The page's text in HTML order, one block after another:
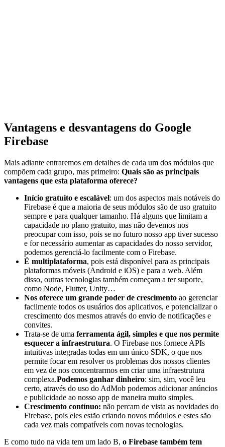
Vantagens e desvantagens do Google
Firebase
Mais adiante entraremos em detalhes de cada um dos módulos que
compõem cada grupo, mas primeiro: Quais são as principais
vantagens que esta plataforma oferece?
Início gratuito e escalável: um dos aspectos mais notáveis do
Firebase é que a maioria de seus módulos são de uso gratuito
sempre e para qualquer tamanho. Há alguns que limitam a
capacidade no plano gratuito, mas não devemos nos
preocupar com isso, pois se no futuro nosso app tiver sucesso
e for necessário aumentar as capacidades do nosso servidor,
podemos gerenciá-lo facilmente com o Firebase.
É multiplataforma, pois está disponível para as principais
plataformas móveis (Android e iOS) e para a web. Além
disso, outras tecnologias também começam a ter suporte,
como Node, Flutter, Unity…
Nos oferece um grande poder de crescimento ao gerenciar
facilmente todos os usuários dos aplicativos, e potencializar o
crescimento dos mesmos através do envio de notificações e
convites.
Trata-se de uma ferramenta ágil, simples e que nos permite
esquecer a infraestrutura. O Firebase nos fornece APIs
intuitivas integradas todas em um único SDK, o que nos
permite focar em resolver os problemas dos nossos clientes
em vez de nos concentrarmos em criar uma infraestrutura
complexa.Podemos ganhar dinheiro: sim, sim, você leu
certo, através do uso do AdMob podemos adicionar anúncios
e publicidade ao nosso app de maneira muito simples.
Crescimento contínuo: não percam de vista as novidades do
Firebase, pois eles estão criando novos módulos e estes são
cada vez mais compatíveis com novas tecnologias.
E como tudo na vida tem um lado B, o Firebase também tem